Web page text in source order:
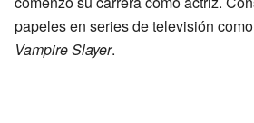
papeles en series de televisión como
Vampire Slayer.